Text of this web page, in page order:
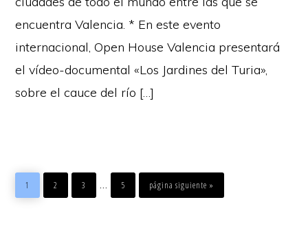
encuentra Valencia. * En este evento
internacional, Open House Valencia presentará
el vídeo-documental «Los Jardines del Turia»,
sobre el cauce del río […]
1 2 3 … 5 página siguiente »